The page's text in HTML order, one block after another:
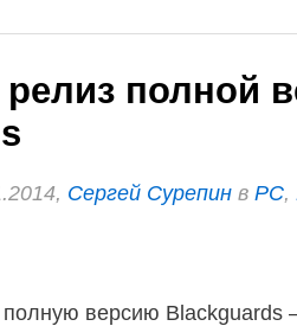
полной
Сергей Сурепин в PC,
версию Blackguards